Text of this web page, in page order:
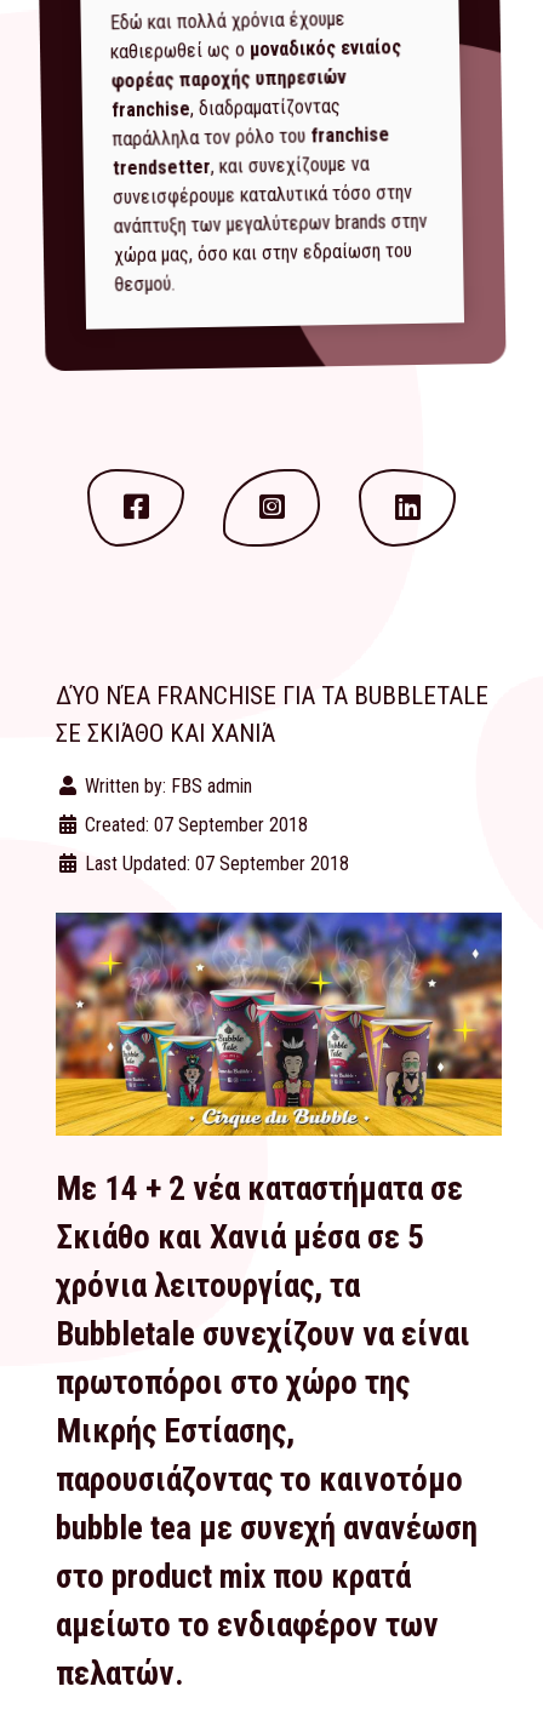
Εδώ και πολλά χρόνια έχουμε
καθιερωθεί ως ο μοναδικός ενιαίος
φορέας παροχής υπηρεσιών
franchise, διαδραματίζοντας
παράλληλα τον ρόλο του franchise
trendsetter, και συνεχίζουμε να
συνεισφέρουμε καταλυτικά τόσο στην
ανάπτυξη των μεγαλύτερων brands στην
χώρα μας, όσο και στην εδραίωση του
θεσμού.
ΔΎΟ ΝΈΑ FRANCHISE ΓΙΑ ΤΑ BUBBLETALE
ΣΕ ΣΚΙΆΘΟ ΚΑΙ ΧΑΝΙΆ
Written by: FBS admin
Created: 07 September 2018
Last Updated: 07 September 2018
Με 14 + 2 νέα καταστήματα σε
Σκιάθο και Χανιά μέσα σε 5
χρόνια λειτουργίας, τα
Bubbletale συνεχίζουν να είναι
πρωτοπόροι στο χώρο της
Μικρής Εστίασης,
παρουσιάζοντας το καινοτόμο
bubble tea με συνεχή ανανέωση
στο product mix που κρατά
αμείωτο το ενδιαφέρον των
πελατών.